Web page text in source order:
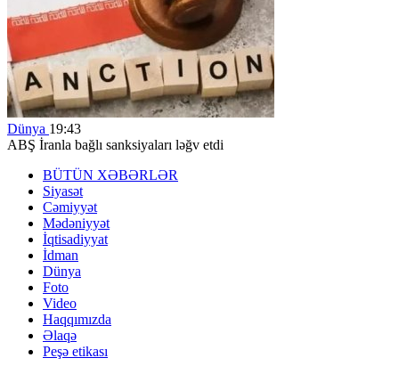
Dünya 19:43
ABŞ İranla bağlı sanksiyaları ləğv etdi
BÜTÜN XƏBƏRLƏR
Siyasət
Cəmiyyət
Mədəniyyət
İqtisadiyyat
İdman
Dünya
Foto
Video
Haqqımızda
Əlaqə
Peşə etikası